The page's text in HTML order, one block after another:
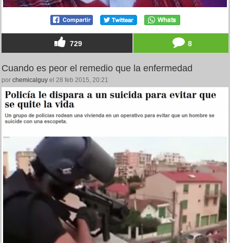
729 8
Cuando es peor el remedio que la enfermedad
por chemicalguy el 28 feb 2015, 20:21